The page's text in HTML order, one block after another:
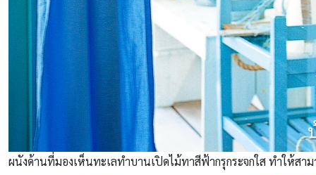
ผนังด้านที่มองเห็นทะเลทำบานเปิดไม้ทาสีฟ้ากรุกระจกใส ทำให้ส